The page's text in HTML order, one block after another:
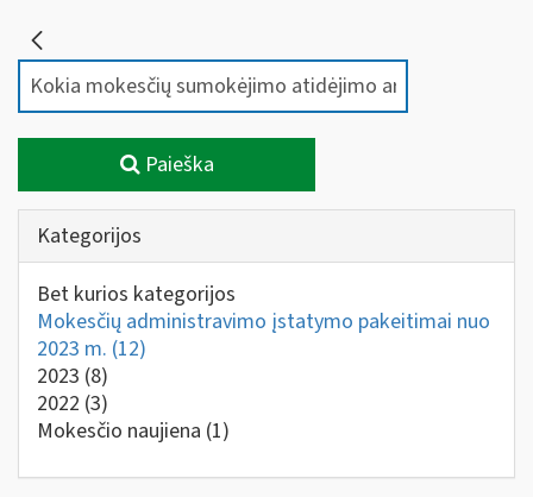
Paieška
Kategorijos
Bet kurios kategorijos
Mokesčių administravimo įstatymo pakeitimai nuo
2023 m. (12)
2023 (8)
2022 (3)
Mokesčio naujiena (1)